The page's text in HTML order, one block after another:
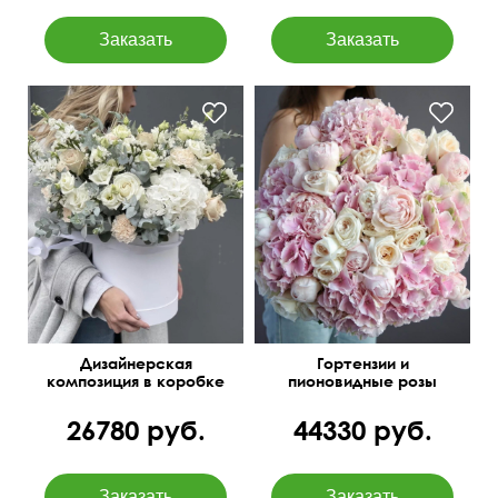
Эустома, диантусы, розы,
эвкалипт baby blue,
статица
Дизайнерская
композиция в коробке
26780 руб.
Белые и розовые
сочетания
Гортензии и
пионовидные розы
44330 руб.